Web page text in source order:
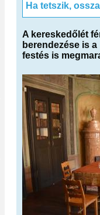
Ha tetszik,
A kereskedőlét
berendezése is
festés is